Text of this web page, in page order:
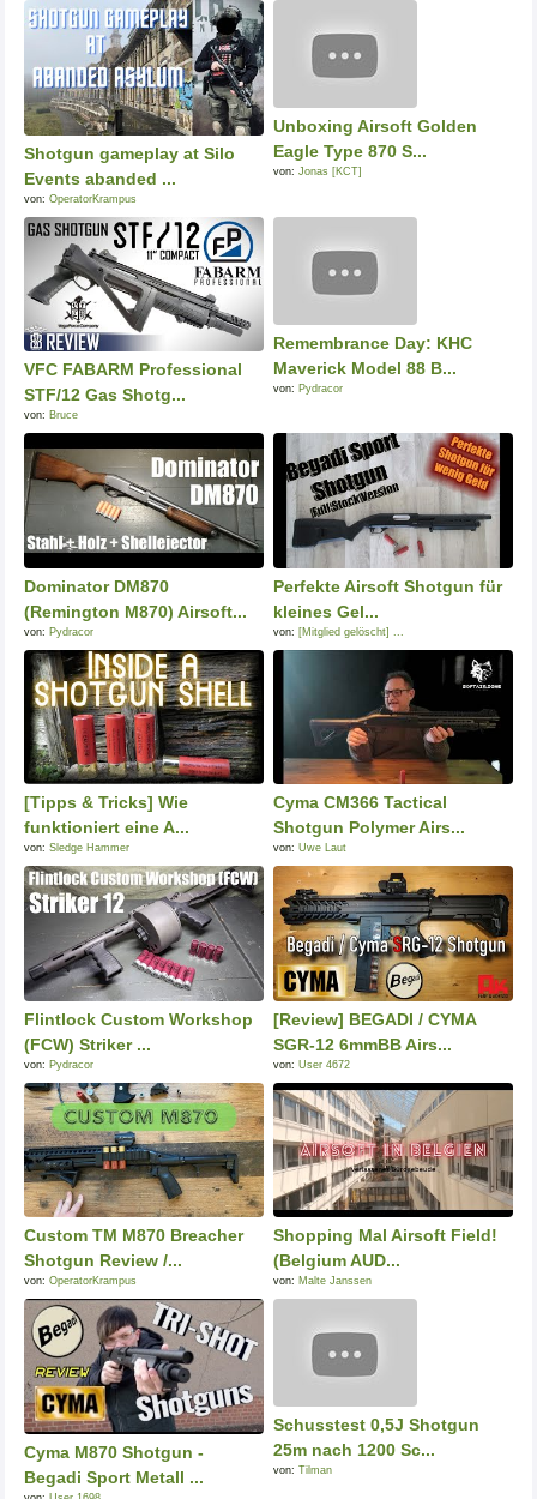
Shotgun gameplay at Silo
Events abanded ...
von: OperatorKrampus
Unboxing Airsoft Golden
Eagle Type 870 S...
von: Jonas [KCT]
VFC FABARM Professional
STF/12 Gas Shotg...
von: Bruce
Remembrance Day: KHC
Maverick Model 88 B...
von: Pydracor
Dominator DM870
(Remington M870) Airsoft...
von: Pydracor
Perfekte Airsoft Shotgun für
kleines Gel...
von: [Mitglied gelöscht] ...
[Tipps & Tricks] Wie
funktioniert eine A...
von: Sledge Hammer
Cyma CM366 Tactical
Shotgun Polymer Airs...
von: Uwe Laut
Flintlock Custom Workshop
(FCW) Striker ...
von: Pydracor
[Review] BEGADI / CYMA
SGR-12 6mmBB Airs...
von: User 4672
Custom TM M870 Breacher
Shotgun Review /...
von: OperatorKrampus
Shopping Mal Airsoft Field!
(Belgium AUD...
von: Malte Janssen
Cyma M870 Shotgun -
Begadi Sport Metall ...
Schusstest 0,5J Shotgun
25m nach 1200 Sc...
von: Tilman